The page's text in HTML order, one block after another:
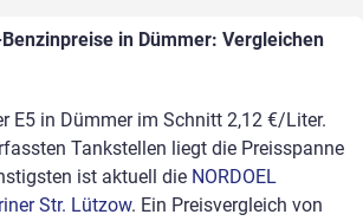
in Dümmer: Vergleichen
E5 in Dümmer im Schnitt 2,12 €/Liter.
Tankstellen liegt die Preisspanne
ist aktuell die NORDOEL
Str. Lützow. Ein Preisvergleich von